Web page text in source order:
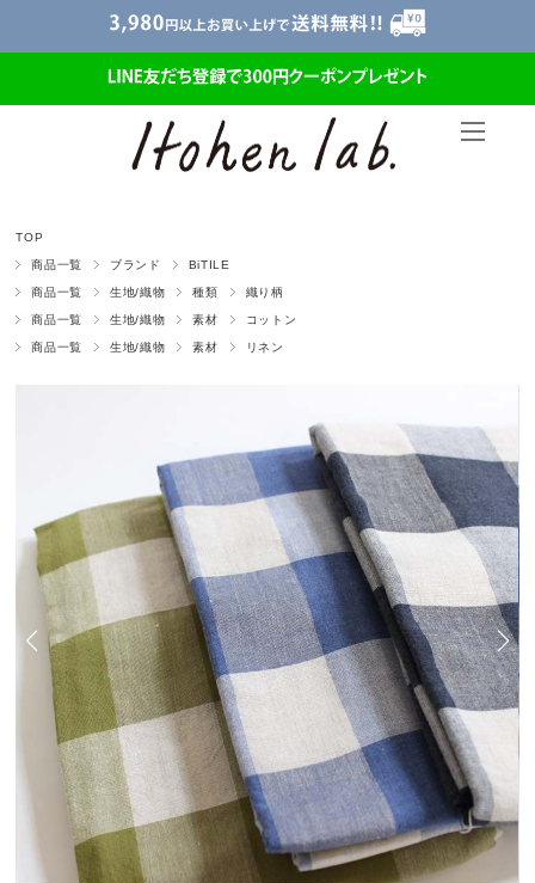
TOP
商品一覧 ブランド BiTILE
商品一覧 生地/織物 種類 織り柄
商品一覧 生地/織物 素材 コットン
商品一覧 生地/織物 素材 リネン